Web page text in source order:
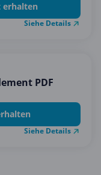
erhalten
Siehe Details
PDF
Siehe Details